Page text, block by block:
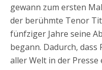
gewann zum ersten
der berühmte Tenor
fünfziger Jahre seine
begann. Dadurch,
aller Welt in der